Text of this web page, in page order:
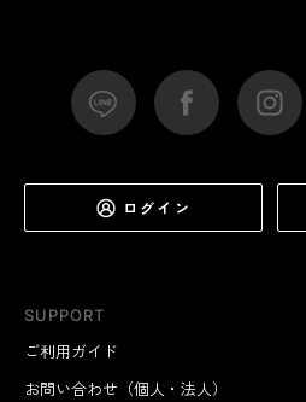
SUPPORT
ご利用ガイド
お問い合わせ（個人・法人）
ログイン